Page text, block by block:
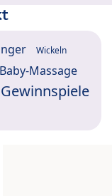
Wickeln
Baby-Massage
Gewinnspiele